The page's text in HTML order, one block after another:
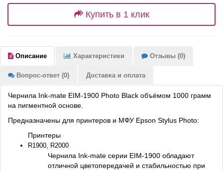
Купить в 1 клик
Описание Характеристики Отзывы (0)
Вопрос-ответ (0) Доставка и оплата
Чернила Ink-mate EIM-1900 Photo Black объёмом 1000 грамм
на пигментной основе.
Предназначены для принтеров и МФУ Epson Stylus Photo:
Принтеры
R1900, R2000
Чернила Ink-mate серии EIM-1900 обладают
отличной цветопередачей и стабильностью при